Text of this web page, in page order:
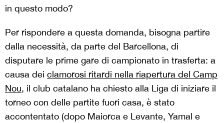
in questo modo?
Per rispondere a questa domanda, bisogna partire
dalla necessità, da parte del Barcellona, di
disputare le prime gare di campionato in trasferta: a
causa dei clamorosi ritardi nella riapertura del Camp
Nou, il club catalano ha chiesto alla Liga di iniziare il
torneo con delle partite fuori casa, è stato
accontentato (dopo Maiorca e Levante, Yamal e